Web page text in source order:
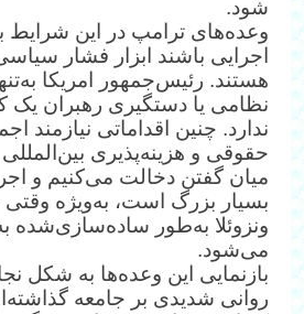
شود.
وعده‌های ترامپ در این شرایط
اجرایی باشند ابزار فشار
هستند. رئیس‌جمهور امریکا
نظامی یا دستگیری رهبران یک
ندارد. چنین اقداماتی نیازمند
حقوقی و هزینه‌پذیری
میان گفتن دخالت می‌کنیم و
بسیار بزرگ است، به‌ویژه وقتی
ونزوئلا به‌طور ساده‌سازی‌شده
می‌شود.
بازنمایی این وعده‌ها به شکل
روانی شدیدی بر جامعه